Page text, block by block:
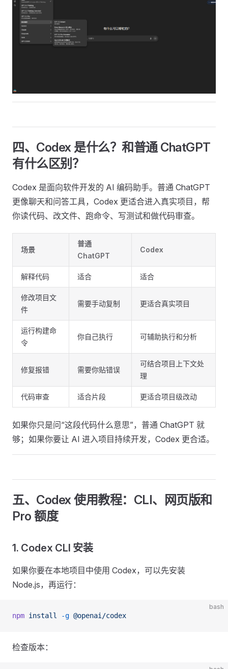
四、Codex 是什么？和普通 ChatGPT
有什么区别？
Codex 是面向软件开发的 AI 编码助手。普通 ChatGPT
更像聊天和问答工具，Codex 更适合进入真实项目，帮
你读代码、改文件、跑命令、写测试和做代码审查。
场景
普通
ChatGPT
Codex
解释代码 适合 适合
修改项目文
件
需要手动复制 更适合真实项目
运行构建命
令
你自己执行 可辅助执行和分析
修复报错 需要你贴错误
可结合项目上下文处
理
代码审查 适合片段 更适合项目级改动
如果你只是问“这段代码什么意思”，普通 ChatGPT 就
够；如果你要让 AI 进入项目持续开发，Codex 更合适。
五、Codex 使用教程：CLI、网页版和
Pro 额度
1. Codex CLI 安装
如果你要在本地项目中使用 Codex，可以先安装
Node.js，再运行：
bash
npm install -g @openai/codex
检查版本：